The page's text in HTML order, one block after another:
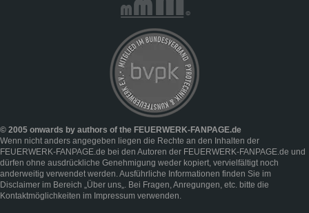
© 2005 onwards by authors of the FEUERWERK-FANPAGE.de
Wenn nicht anders angegeben liegen die Rechte an den Inhalten der
FEUERWERK-FANPAGE.de bei den Autoren der FEUERWERK-FANPAGE.de und
dürfen ohne ausdrückliche Genehmigung weder kopiert, vervielfältigt noch
anderweitig verwendet werden. Ausführliche Informationen finden Sie im
Disclaimer im Bereich „Über uns„. Bei Fragen, Anregungen, etc. bitte die
Kontaktmöglichkeiten im Impressum verwenden.